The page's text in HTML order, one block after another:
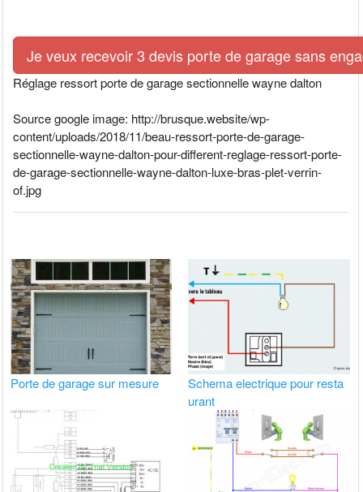
Je veux recevoir 3 devis porte de garage sans
Réglage ressort porte de garage sectionnelle wayne dalton
Source google image: http://brusque.website/wp-
content/uploads/2018/11/beau-ressort-porte-de-garage-
sectionnelle-wayne-dalton-pour-different-reglage-ressort-porte-
de-garage-sectionnelle-wayne-dalton-luxe-bras-plet-verrin-
of.jpg
Porte de garage sur mesure
Schema electrique pour resta
urant